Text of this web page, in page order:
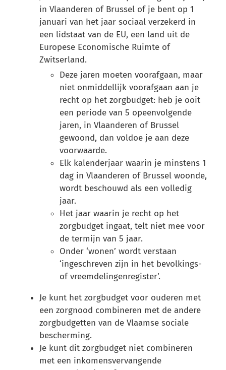
in Vlaanderen of Brussel of je bent op 1
januari van het jaar sociaal verzekerd in
een lidstaat van de EU, een land uit de
Europese Economische Ruimte of
Zwitserland.
Deze jaren moeten voorafgaan, maar
niet onmiddellijk voorafgaan aan je
recht op het zorgbudget: heb je ooit
een periode van 5 opeenvolgende
jaren, in Vlaanderen of Brussel
gewoond, dan voldoe je aan deze
voorwaarde.
Elk kalenderjaar waarin je minstens 1
dag in Vlaanderen of Brussel woonde,
wordt beschouwd als een volledig
jaar.
Het jaar waarin je recht op het
zorgbudget ingaat, telt niet mee voor
de termijn van 5 jaar.
Onder ‘wonen’ wordt verstaan
‘ingeschreven zijn in het bevolkings-
of vreemdelingenregister’.
Je kunt het zorgbudget voor ouderen met
een zorgnood combineren met de andere
zorgbudgetten van de Vlaamse sociale
bescherming.
Je kunt dit zorgbudget niet combineren
met een inkomensvervangende